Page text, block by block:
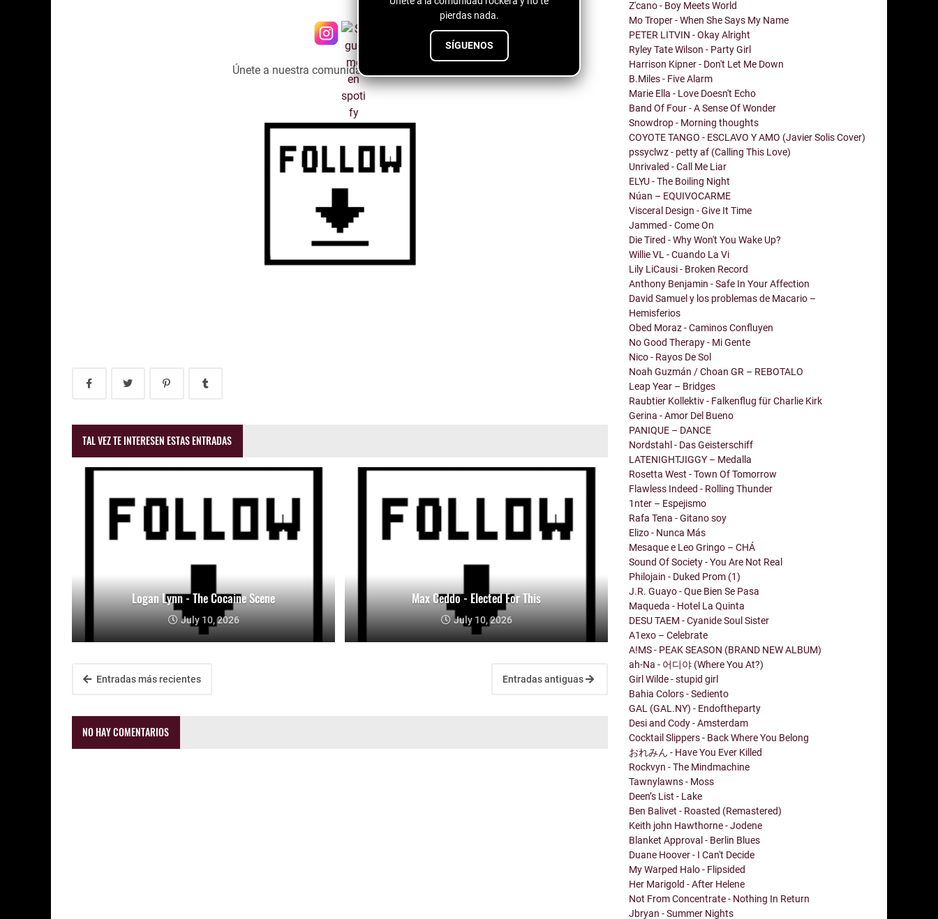
pierdas nada.
SÍGUENOS
Únete a nuestra comunidad emergente ↓↓↓↓
TAL VEZ TE INTERESEN ESTAS ENTRADAS
Logan Lynn - The Cocaine Scene
July 10, 2026
Max Ceddo - Elected For This
July 10, 2026
Entradas más recientes Entradas antiguas
NO HAY COMENTARIOS
Z'cano - Boy Meets World
Mo Troper - When She Says My Name
PETER LITVIN - Okay Alright
Ryley Tate Wilson - Party Girl
Harrison Kipner - Don't Let Me Down
B.Miles - Five Alarm
Marie Ella - Love Doesn't Echo
Band Of Four - A Sense Of Wonder
Snowdrop - Morning thoughts
COYOTE TANGO - ESCLAVO Y AMO (Javier Solis Cover)
pssyclwz - petty af (Calling This Love)
Unrivaled - Call Me Liar
ELYU - The Boiling Night
Núan – EQUIVOCARME
Visceral Design - Give It Time
Jammed - Come On
Die Tired - Why Won't You Wake Up?
Willie VL - Cuando La Vi
Lily LiCausi - Broken Record
Anthony Benjamin - Safe In Your Affection
David Samuel y los problemas de Macario –
Hemisferios
Obed Moraz - Caminos Confluyen
No Good Therapy - Mi Gente
Nico - Rayos De Sol
Noah Guzmán / Choan GR – REBOTALO
Leap Year – Bridges
Raubtier Kollektiv - Falkenflug für Charlie Kirk
Gerina - Amor Del Bueno
PANIQUE – DANCE
Nordstahl - Das Geisterschiff
LATENIGHTJIGGY – Medalla
Rosetta West - Town Of Tomorrow
Flawless Indeed - Rolling Thunder
1nter – Espejismo
Rafa Tena - Gitano soy
Elizo - Nunca Más
Mesaque e Leo Gringo – CHÁ
Sound Of Society - You Are Not Real
Philojain - Duked Prom (1)
J.R. Guayo - Que Bien Se Pasa
Maqueda - Hotel La Quinta
DESU TAEM - Cyanide Soul Sister
A1exo – Celebrate
A!MS - PEAK SEASON (BRAND NEW ALBUM)
ah-Na - 어디야 (Where You At?)
Girl Wilde - stupid girl
Bahia Colors - Sediento
GAL (GAL.NY) - Endoftheparty
Desi and Cody - Amsterdam
Cocktail Slippers - Back Where You Belong
おれみん - Have You Ever Killed
Rockvyn - The Mindmachine
Tawnylawns - Moss
Deen’s List - Lake
Ben Balivet - Roasted (Remastered)
Keith john Hawthorne - Jodene
Blanket Approval - Berlin Blues
Duane Hoover - I Can't Decide
My Warped Halo - Flipsided
Her Marigold - After Helene
Not From Concentrate - Nothing In Return
Jbryan - Summer Nights